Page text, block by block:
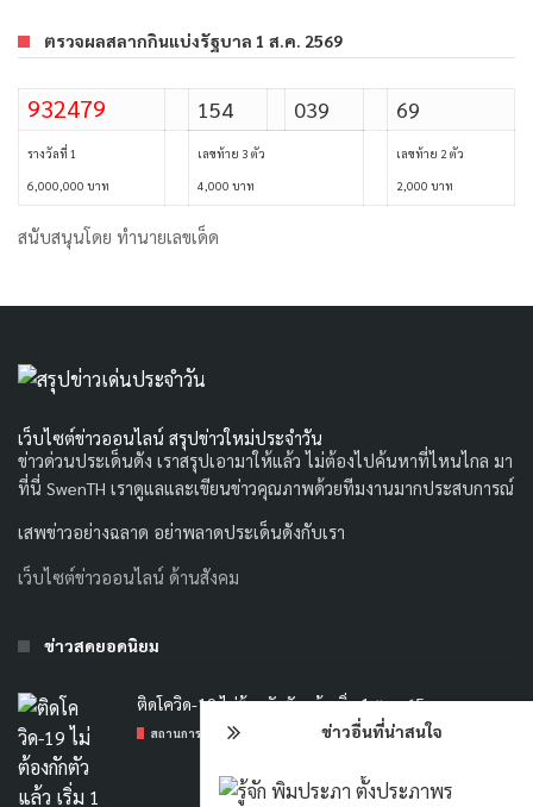
ข่าวอื่นที่น่าสนใจ
ตรวจผลสลากกินแบ่งรัฐบาล 1 ส.ค. 2569
932479 154 039 69
รางวัลที่ 1
6,000,000 บาท
เลขท้าย 3 ตัว
4,000 บาท
เลขท้าย 2 ตัว
2,000 บาท
สนับสนุนโดย ทำนายเลขเด็ด
เว็บไซต์ข่าวออนไลน์ สรุปข่าวใหม่ประจำวัน
ข่าวด่วนประเด็นดัง เราสรุปเอามาให้แล้ว ไม่ต้องไปค้นหาที่ไหนไกล มา
ที่นี่ SwenTH เราดูแลและเขียนข่าวคุณภาพด้วยทีมงานมากประสบการณ์
เสพข่าวอย่างฉลาด อย่าพลาดประเด็นดังกับเรา
เว็บไซต์ข่าวออนไลน์ ด้านสังคม
ข่าวสดยอดนิยม
ติดโควิด-19 ไม่ต้องกักตัวแล้ว เริ่ม 1 ต.ค. 65
สถานการณ์โควิด-19 22 SEPTEMBER 2022